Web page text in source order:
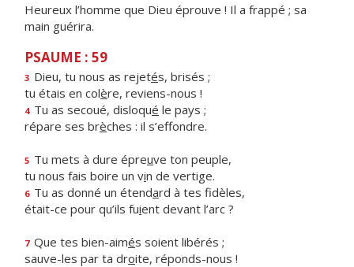
Heureux l’homme que Dieu éprouve ! Il a frappé ; sa
main guérira.
PSAUME : 59
3 Dieu, tu nous as rejetés, brisés ;
tu étais en colère, reviens-nous !
4 Tu as secoué, disloqué le pays ;
répare ses brèches : il s’effondre.
5 Tu mets à dure épreuve ton peuple,
tu nous fais boire un vin de vertige.
6 Tu as donné un étendard à tes fidèles,
était-ce pour qu’ils fuient devant l’arc ?
7 Que tes bien-aimés soient libérés ;
sauve-les par ta droite, réponds-nous !